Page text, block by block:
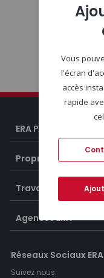
ERA Portugal
Propriétés
Travailler chez ERA
Agences ERA
Réseaux Sociaux ERA
Suivez nous:
Vous
l'écran
accès
rapide